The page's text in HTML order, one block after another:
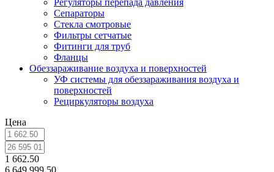
Сепараторы
Стекла смотровые
Фильтры сетчатые
Фитинги для труб
Фланцы
Обеззараживание воздуха и поверхностей
УФ системы для обеззараживания воздуха и
поверхностей
Рециркуляторы воздуха
Цена
1 662.50
6 649 999.50